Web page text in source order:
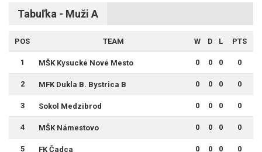
Tabuľka - Muži A
POS TEAM W D L PTS
1 MŠK Kysucké Nové Mesto 0 0 0 0
2 MFK Dukla B. Bystrica B 0 0 0 0
3 Sokol Medzibrod 0 0 0 0
4 MŠK Námestovo 0 0 0 0
5 FK Čadca 0 0 0 0